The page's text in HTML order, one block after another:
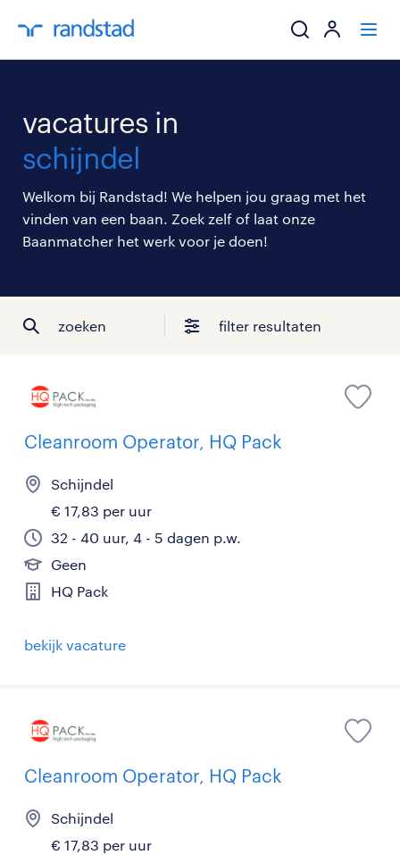
mijn carrière
over randstad
vacatures in
schijndel
Welkom bij Randstad! We helpen jou graag met het
vinden van een baan. Zoek zelf of laat onze
Baanmatcher het werk voor je doen!
zoeken filter resultaten
Cleanroom Operator, HQ Pack
Schijndel
€ 17,83 per uur
32 - 40 uur, 4 - 5 dagen p.w.
Geen
HQ Pack
bekijk vacature
Cleanroom Operator, HQ Pack
Schijndel
€ 17,83 per uur